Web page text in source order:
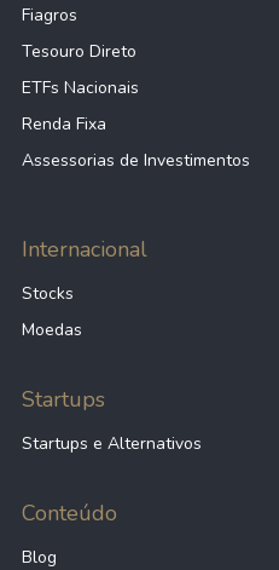
Fiagros
Tesouro Direto
ETFs Nacionais
Renda Fixa
Assessorias de Investimentos
Internacional
Stocks
Moedas
Startups
Startups e Alternativos
Conteúdo
Blog